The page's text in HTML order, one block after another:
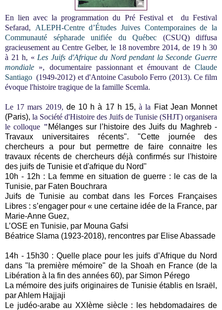
En lien avec la programmation du Pré Festival et du Festival
Sefarad, ALEPH-Centre d’Études Juives Contemporaines de la
Communauté sépharade unifiée du Québec (CSUQ) diffusa
gracieusement au Centre Gelber, le 18 novembre 2014, de 19 h 30
à 21 h, « Les Juifs d'Afrique du Nord pendant la Seconde Guerre
mondiale », documentaire passionnant et émouvant de Claude
Santiago (1949-2012) et d'Antoine Casubolo Ferro (2013). Ce film
évoque l'histoire tragique de la famille Scemla.
Le 17 mars 2019, de 10 h à 17 h 15,à la Fiat Jean Monnet
(Paris), la Société d'Histoire des Juifs de Tunisie (SHJT) organisera
le colloque " Mélanges sur l’histoire des Juifs du Maghreb -
Travaux universitaires récents". "Cette journée des
chercheurs a pour but permettre de faire connaitre les
travaux récents de chercheurs déjà confirmés sur l'histoire
des juifs de Tunisie et d'afrique du Nord"
10h - 12h : La femme en situation de guerre : le cas de la
Tunisie, par Faten Bouchrara
Juifs de Tunisie au combat dans les Forces Françaises
Libres : s’engager pour « une certaine idée de la France, par
Marie-Anne Guez,
L’OSE en Tunisie, par Mouna Gafsi
Béatrice Slama (1923-2018), rencontres par Elise Abassade
14h - 15h30 : Quelle place pour les juifs d’Afrique du Nord
dans "la première mémoire" de la Shoah en France (de la
Libération à la fin des années 60), par Simon Pérego
La mémoire des juifs originaires de Tunisie établis en Israël,
par Ahlem Hajjaji
Le judéo-arabe au XXIème siècle : les hebdomadaires de